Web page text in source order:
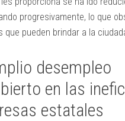
progresivamente, lo que
que pueden brindar a la
desempleo
en las
estatales